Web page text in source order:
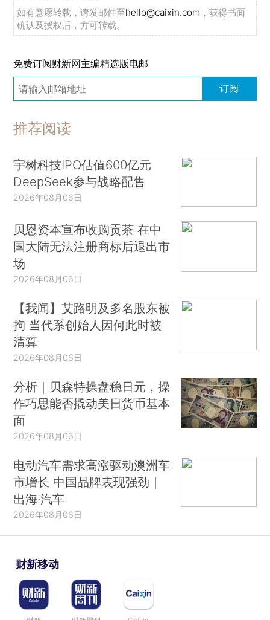
如有意愿转载，请发邮件至hello@caixin.com ，获得书面
确认及授权后，方可转载。
免费订阅财新网主编精选版电邮
订阅
推荐阅读
宇树科技IPO估值600亿元
DeepSeek参与战略配售
2026年08月06日
贝恩资本宣布收购贡茶 在中
国大陆无法注册商标后退出市
场
2026年08月06日
【我闻】艾路明及多名股东被
拘 当代系创始人因何此时被
清算
2026年08月06日
分析｜贝森特操盘稳日元，操
作巧思能否撬动美日货币基本
面
2026年08月06日
电动汽车需求高涨驱动澳洲车
市增长 中国品牌表现强劲｜
出海·汽车
2026年08月06日
财新移动